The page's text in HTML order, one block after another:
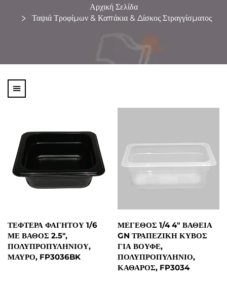
Αρχική Σελίδα
Ταψιά Τροφίμων & Καπάκια & Δίσκος Στραγγίσματος
ΤΕΦΤΈΡΑ ΦΑΓΗΤΟΎ 1/6
ΜΕ ΒΆΘΟΣ 2.5",
ΠΟΛΥΠΡΟΠΥΛΗΝΙΟΎ,
ΜΑΎΡΟ, FP3036BK
ΜΈΓΕΘΟΣ 1/4 4" ΒΑΘΕΊΑ
GN ΤΡΑΠΕΖΙΚΉ ΚΎΒΟΣ
ΓΙΑ ΒΟΥΦΈ,
ΠΟΛΥΠΡΟΠΥΛΗΝΙΟ,
ΚΑΘΑΡΌΣ, FP3034